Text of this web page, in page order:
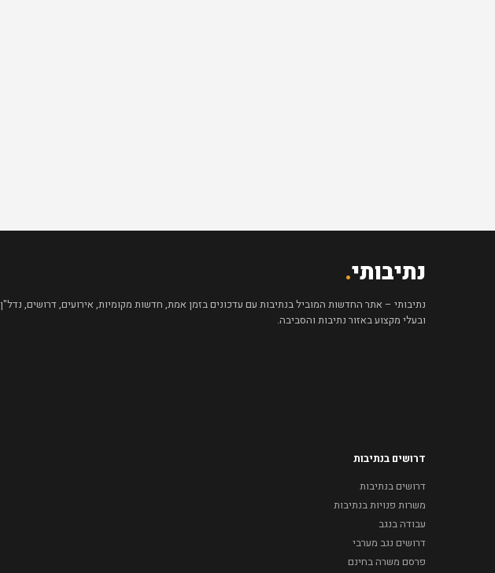
נתיבותי.
נתיבותי – אתר החדשות המוביל בנתיבות עם עדכונים בזמן אמת, חדשות מקומיות, אירועים, דרושים, נדל"ן
ובעלי מקצוע באזור נתיבות והסביבה.
דרושים בנתיבות
דרושים בנתיבות
משרות פנויות בנתיבות
עבודה בנגב
דרושים נגב מערבי
פרסם משרה בחינם